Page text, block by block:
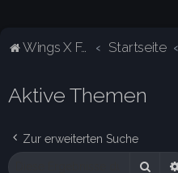
Wings X Forum Startseite
Aktive Themen
Zur erweiterten Suche